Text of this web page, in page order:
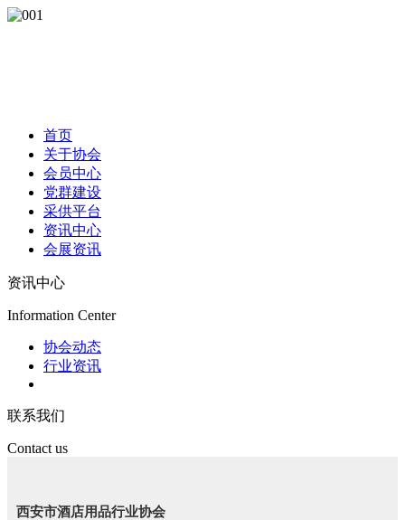
首页
关于协会
会员中心
党群建设
采供平台
资讯中心
会展资讯
资讯中心
Information Center
协会动态
行业资讯
联系我们
Contact us
西安市酒店用品行业协会